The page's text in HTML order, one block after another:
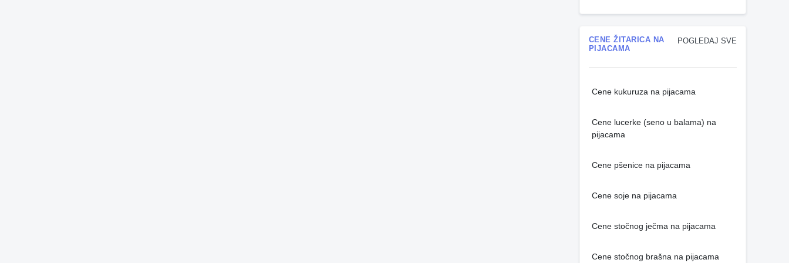
POGLEDAJ SVE
CENE ŽITARICA NA
PIJACAMA
Cene kukuruza na pijacama
Cene lucerke (seno u balama) na
pijacama
Cene pšenice na pijacama
Cene soje na pijacama
Cene stočnog ječma na pijacama
Cene stočnog brašna na pijacama